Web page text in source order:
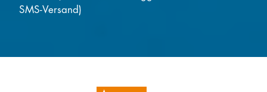
SMS-Versand)